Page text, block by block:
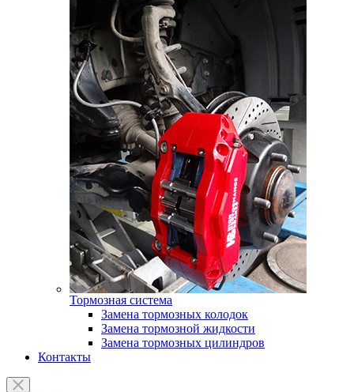
Тормозная система
Замена тормозных колодок
Замена тормозной жидкости
Замена тормозных цилиндров
Контакты